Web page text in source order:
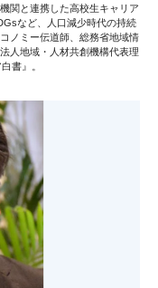
関と連携した高校生キャリア
など、人口減少時代の持続
ノミー伝道師、総務省地域情
人地域・人材共創機構代表理
書』。